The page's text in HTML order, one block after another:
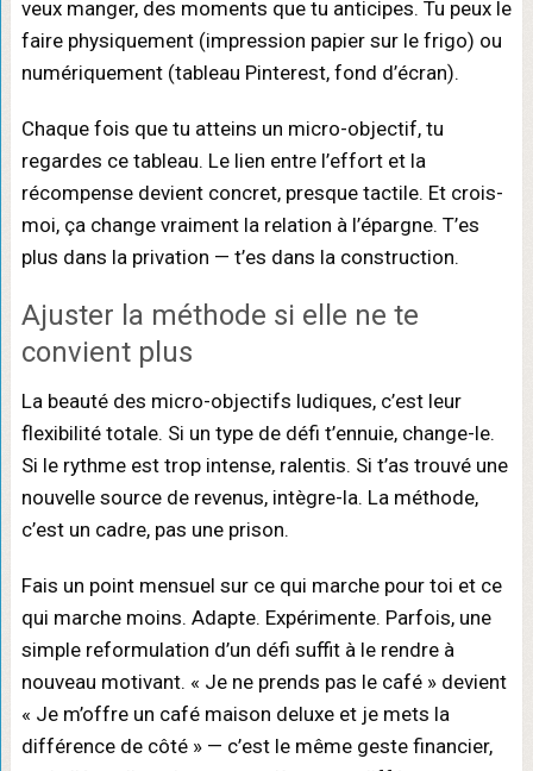
veux manger, des moments que tu anticipes. Tu peux le
faire physiquement (impression papier sur le frigo) ou
numériquement (tableau Pinterest, fond d’écran).
Chaque fois que tu atteins un micro-objectif, tu
regardes ce tableau. Le lien entre l’effort et la
récompense devient concret, presque tactile. Et crois-
moi, ça change vraiment la relation à l’épargne. T’es
plus dans la privation — t’es dans la construction.
Ajuster la méthode si elle ne te
convient plus
La beauté des micro-objectifs ludiques, c’est leur
flexibilité totale. Si un type de défi t’ennuie, change-le.
Si le rythme est trop intense, ralentis. Si t’as trouvé une
nouvelle source de revenus, intègre-la. La méthode,
c’est un cadre, pas une prison.
Fais un point mensuel sur ce qui marche pour toi et ce
qui marche moins. Adapte. Expérimente. Parfois, une
simple reformulation d’un défi suffit à le rendre à
nouveau motivant. « Je ne prends pas le café » devient
« Je m’offre un café maison deluxe et je mets la
différence de côté » — c’est le même geste financier,